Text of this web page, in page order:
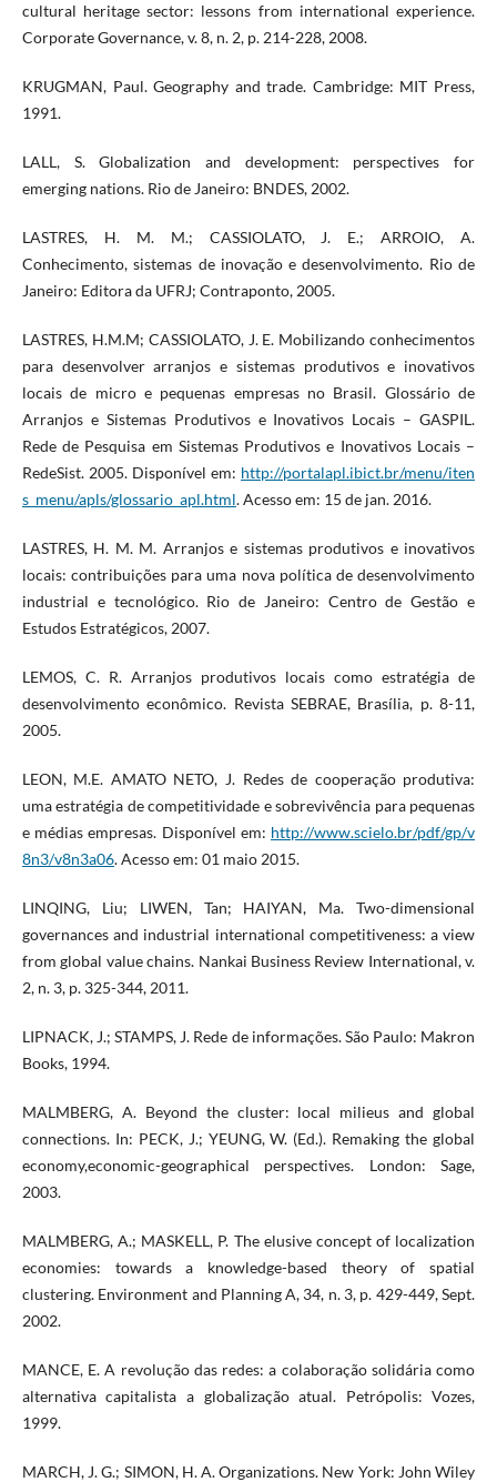
cultural heritage sector: lessons from international experience.
Corporate Governance, v. 8, n. 2, p. 214-228, 2008.
KRUGMAN, Paul. Geography and trade. Cambridge: MIT Press,
1991.
LALL, S. Globalization and development: perspectives for
emerging nations. Rio de Janeiro: BNDES, 2002.
LASTRES, H. M. M.; CASSIOLATO, J. E.; ARROIO, A.
Conhecimento, sistemas de inovação e desenvolvimento. Rio de
Janeiro: Editora da UFRJ; Contraponto, 2005.
LASTRES, H.M.M; CASSIOLATO, J. E. Mobilizando conhecimentos
para desenvolver arranjos e sistemas produtivos e inovativos
locais de micro e pequenas empresas no Brasil. Glossário de
Arranjos e Sistemas Produtivos e Inovativos Locais – GASPIL.
Rede de Pesquisa em Sistemas Produtivos e Inovativos Locais –
RedeSist. 2005. Disponível em: http://portalapl.ibict.br/menu/iten
s_menu/apls/glossario_apl.html. Acesso em: 15 de jan. 2016.
LASTRES, H. M. M. Arranjos e sistemas produtivos e inovativos
locais: contribuições para uma nova política de desenvolvimento
industrial e tecnológico. Rio de Janeiro: Centro de Gestão e
Estudos Estratégicos, 2007.
LEMOS, C. R. Arranjos produtivos locais como estratégia de
desenvolvimento econômico. Revista SEBRAE, Brasília, p. 8-11,
2005.
LEON, M.E. AMATO NETO, J. Redes de cooperação produtiva:
uma estratégia de competitividade e sobrevivência para pequenas
e médias empresas. Disponível em: http://www.scielo.br/pdf/gp/v
8n3/v8n3a06. Acesso em: 01 maio 2015.
LINQING, Liu; LIWEN, Tan; HAIYAN, Ma. Two-dimensional
governances and industrial international competitiveness: a view
from global value chains. Nankai Business Review International, v.
2, n. 3, p. 325-344, 2011.
LIPNACK, J.; STAMPS, J. Rede de informações. São Paulo: Makron
Books, 1994.
MALMBERG, A. Beyond the cluster: local milieus and global
connections. In: PECK, J.; YEUNG, W. (Ed.). Remaking the global
economy,economic-geographical perspectives. London: Sage,
2003.
MALMBERG, A.; MASKELL, P. The elusive concept of localization
economies: towards a knowledge-based theory of spatial
clustering. Environment and Planning A, 34, n. 3, p. 429-449, Sept.
2002.
MANCE, E. A revolução das redes: a colaboração solidária como
alternativa capitalista a globalização atual. Petrópolis: Vozes,
1999.
MARCH, J. G.; SIMON, H. A. Organizations. New York: John Wiley